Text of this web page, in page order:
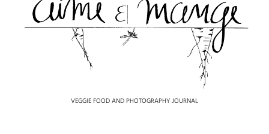
VEGGIE FOOD AND PHOTOGRAPHY JOURNAL